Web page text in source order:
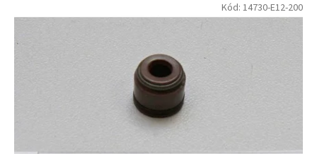
Kód: 14730-E12-200